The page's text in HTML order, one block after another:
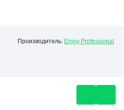
Производитель: Enjoy Professional